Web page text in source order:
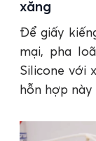
xăng
Để giấy
mại, pha
Silicone với
hỗn hợp